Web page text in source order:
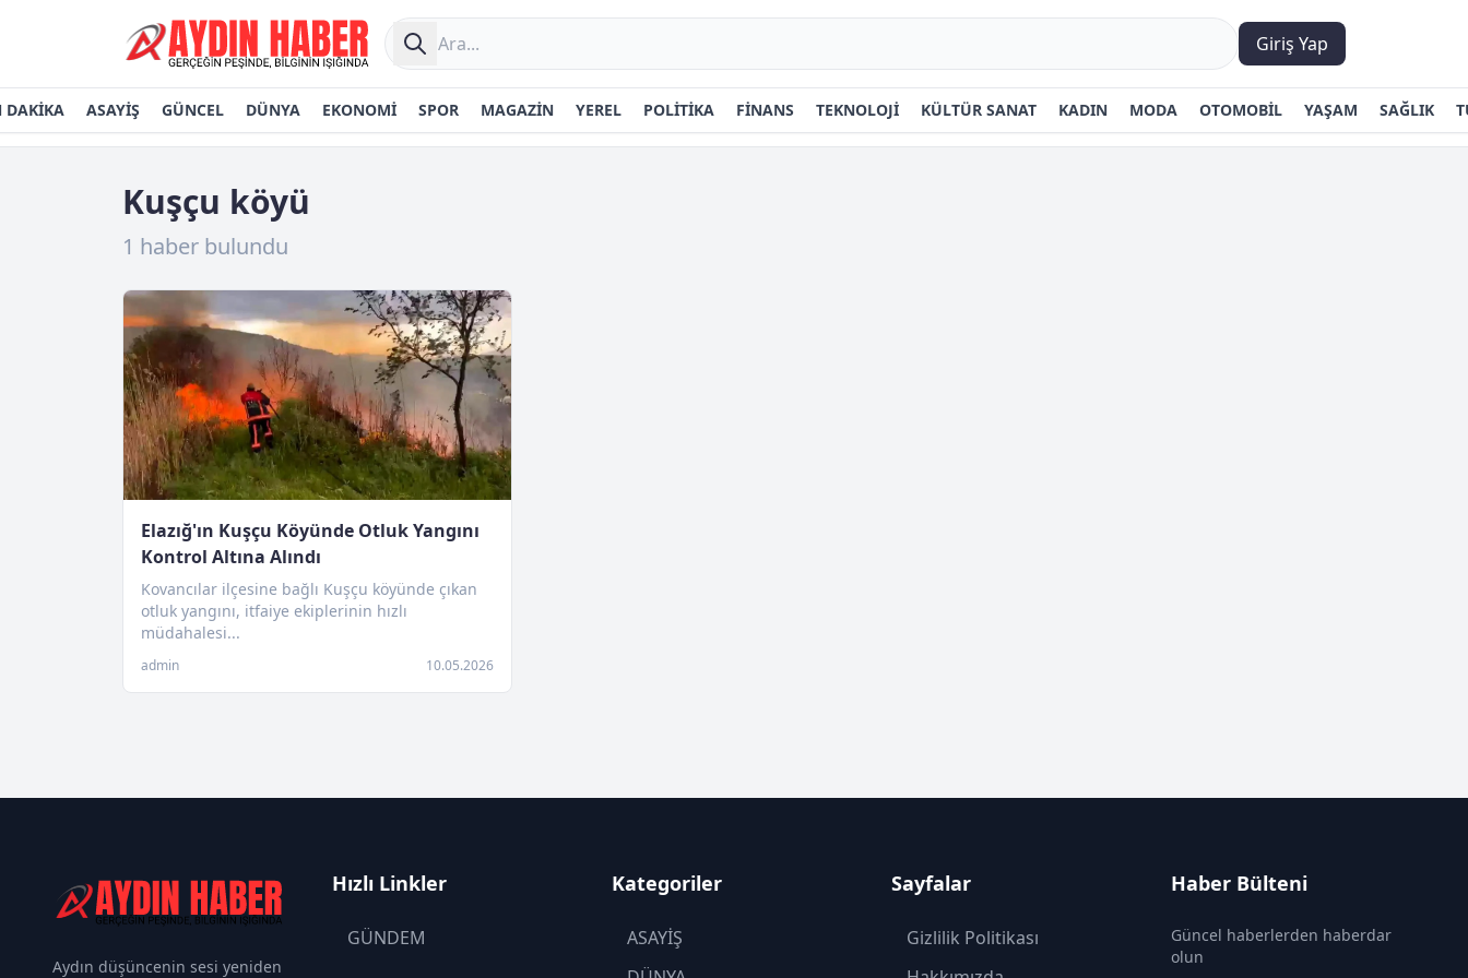
Giriş Yap
DAKİKA ASAYİŞ GÜNCEL DÜNYA EKONOMİ SPOR MAGAZİN YEREL POLİTİKA FİNANS TEKNOLOJİ KÜLTÜR SANAT KADIN MODA OTOMOBİL YAŞAM SAĞLIK
Kuşçu köyü
1 haber bulundu
Elazığ'ın Kuşçu Köyünde Otluk Yangını
Kontrol Altına Alındı
Kovancılar ilçesine bağlı Kuşçu köyünde çıkan
otluk yangını, itfaiye ekiplerinin hızlı
müdahalesi...
admin 10.05.2026
Aydın düşüncenin sesi yeniden
Hızlı Linkler
GÜNDEM
Kategoriler
ASAYİŞ
Sayfalar
Gizlilik Politikası
Haber Bülteni
Güncel haberlerden haberdar
olun